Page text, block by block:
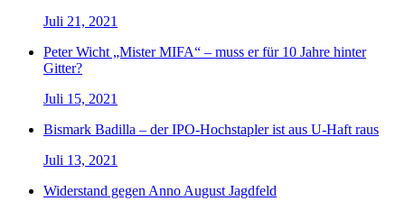
Juli 21, 2021
Peter Wicht „Mister MIFA“ – muss er für 10 Jahre hinter
Gitter?
Juli 15, 2021
Bismark Badilla – der IPO-Hochstapler ist aus U-Haft raus
Juli 13, 2021
Widerstand gegen Anno August Jagdfeld